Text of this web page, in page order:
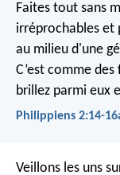
Faites tout sans
irréprochables et
au milieu d'une
C’est comme
brillez parmi eux
Philippiens 2:14-
Veillons les uns